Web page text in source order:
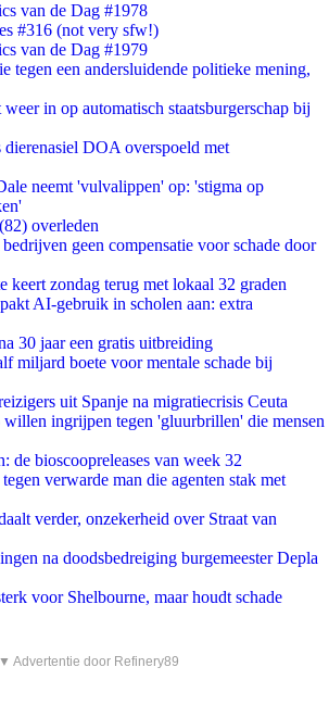
van de Dag #1978
#316 (not very sfw!)
van de Dag #1979
tegen een andersluidende politieke mening,
in op automatisch staatsburgerschap bij
dierenasiel DOA overspoeld met
neemt 'vulvalippen' op: 'stigma op
overleden
geen compensatie voor schade door
keert zondag terug met lokaal 32 graden
AI-gebruik in scholen aan: extra
30 jaar een gratis uitbreiding
miljard boete voor mentale schade bij
uit Spanje na migratiecrisis Ceuta
ingrijpen tegen 'gluurbrillen' die mensen
de bioscoopreleases van week 32
verwarde man die agenten stak met
verder, onzekerheid over Straat van
na doodsbedreiging burgemeester Depla
voor Shelbourne, maar houdt schade
▼ Advertentie door Refinery89